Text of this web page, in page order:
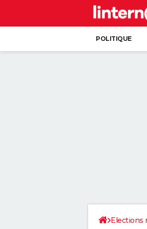
POLITIQUE
Elections